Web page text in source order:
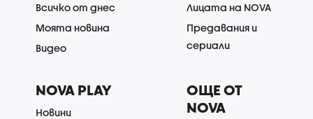
Всичко от днес
Моята новина
Видео
Лицата на NOVA
Предавания и
сериали
NOVA PLAY
Новини
ОЩЕ ОТ
NOVA